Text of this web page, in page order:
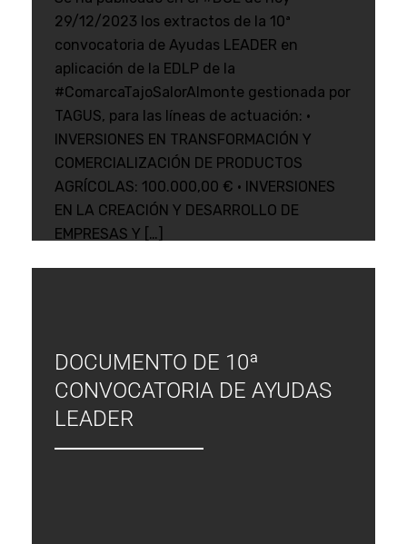
29/12/2023 los extractos de la 10ª
convocatoria de Ayudas LEADER en
aplicación de la EDLP de la
#ComarcaTajoSalorAlmonte gestionada por
TAGUS, para las líneas de actuación: •
INVERSIONES EN TRANSFORMACIÓN Y
COMERCIALIZACIÓN DE PRODUCTOS
AGRÍCOLAS: 100.000,00 € • INVERSIONES
EN LA CREACIÓN Y DESARROLLO DE
EMPRESAS Y […]
DOCUMENTO DE 10ª
CONVOCATORIA DE AYUDAS
LEADER